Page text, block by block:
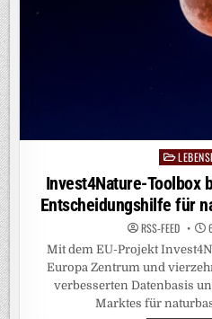
Posted
Invest4Nature-Toolbox
Entscheidungshilfe für
RSS-FEED
Mit dem EU-Projekt
Europa Zentrum und
verbesserten Datenbasis
Marktes für